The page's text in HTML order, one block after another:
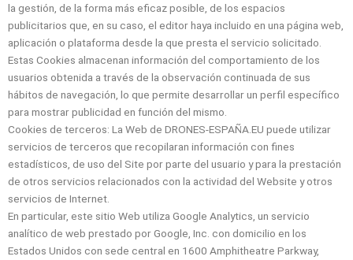
la gestión, de la forma más eficaz posible, de los espacios
publicitarios que, en su caso, el editor haya incluido en una página web,
aplicación o plataforma desde la que presta el servicio solicitado.
Estas Cookies almacenan información del comportamiento de los
usuarios obtenida a través de la observación continuada de sus
hábitos de navegación, lo que permite desarrollar un perfil específico
para mostrar publicidad en función del mismo.
Cookies de terceros: La Web de DRONES-ESPAÑA.EU puede utilizar
servicios de terceros que recopilaran información con fines
estadísticos, de uso del Site por parte del usuario y para la prestación
de otros servicios relacionados con la actividad del Website y otros
servicios de Internet.
En particular, este sitio Web utiliza Google Analytics, un servicio
analítico de web prestado por Google, Inc. con domicilio en los
Estados Unidos con sede central en 1600 Amphitheatre Parkway,